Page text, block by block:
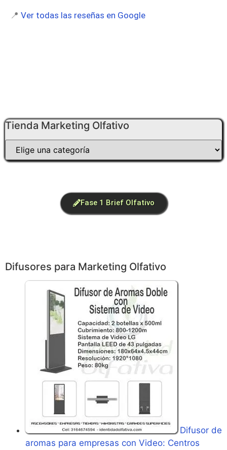
📍 Ver todas las reseñas en Google
Tienda Marketing Olfativo
Fase 1 Brief Olfativo
Difusores para Marketing Olfativo
Difusor de
aromas para empresas con Video: Centros